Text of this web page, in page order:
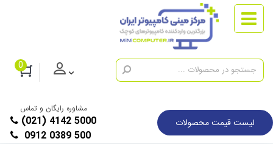
0
لیست قیمت محصولات
مشاوره رایگان و تماس
(021) 4142 5000
0912 0389 500